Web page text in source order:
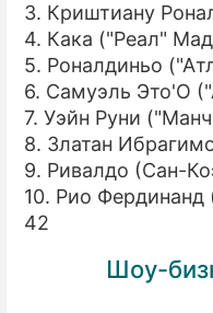
3. Криштиану
4. Кака ("Реал"
5. Роналдиньо
6. Самуэль Это'О
7. Уэйн Руни
8. Златан
9. Ривалдо (Сан-
10. Рио
42
Шоу-